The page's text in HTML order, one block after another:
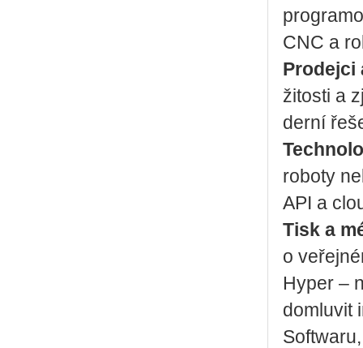
CNC a
Pro­dej­ci
ži­tos­ti a
der­ní
ro­bo­ty
API a
Tisk a
o
Hyper –
do­mlu­vit